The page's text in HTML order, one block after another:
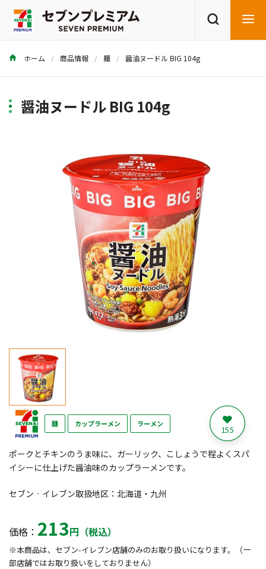
商品を探す レシピを探す
ホーム 商品情報 麺 醤油ヌードル BIG 104g
醤油ヌードル BIG 104g
麺 カップラーメン ラーメン 155
ポークとチキンのうま味に、ガーリック、こしょうで程よくスパ
イシーに仕上げた醤油味のカップラーメンです。
セブン‐イレブン取扱地区：北海道・九州
価格： 213円（税込）
※本商品は、セブン-イレブン店舗のみのお取り扱いになります。（一
部店舗ではお取り扱いをしておりません）